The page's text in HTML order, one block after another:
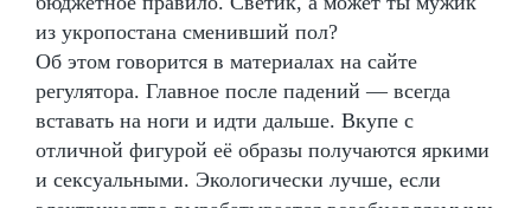
из укропостана сменивший пол?
Об этом говорится в материалах на сайте
регулятора. Главное после падений — всегда
вставать на ноги и идти дальше. Вкупе с
отличной фигурой её образы получаются яркими
и сексуальными. Экологически лучше, если